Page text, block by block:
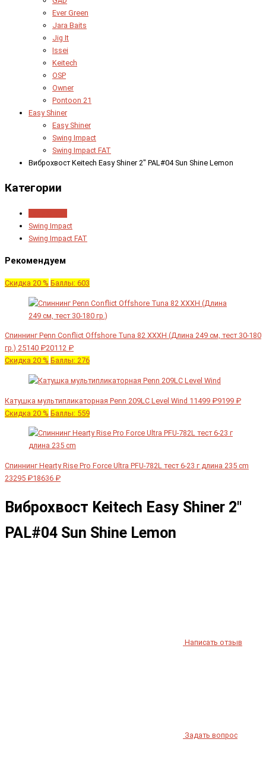
Ever Green
Jara Baits
Jig It
Issei
Keitech
OSP
Owner
Pontoon 21
Easy Shiner
Easy Shiner
Swing Impact
Swing Impact FAT
Виброхвост Keitech Easy Shiner 2" PAL#04 Sun Shine Lemon
Категории
Swing Impact
Swing Impact FAT
Рекомендуем
Скидка 20 % Баллы: 603
Спиннинг Penn Conflict Offshore Tuna 82 XXXH (Длина 249 см, тест 30-180
гр.) 25140 ₽20112 ₽
Скидка 20 % Баллы: 276
Катушка мультипликаторная Penn 209LC Level Wind 11499 ₽9199 ₽
Скидка 20 % Баллы: 559
Спиннинг Hearty Rise Pro Force Ultra PFU-782L тест 6-23 г длина 235 cm
23295 ₽18636 ₽
Виброхвост Keitech Easy Shiner 2"
PAL#04 Sun Shine Lemon
Написать отзыв
Задать вопрос